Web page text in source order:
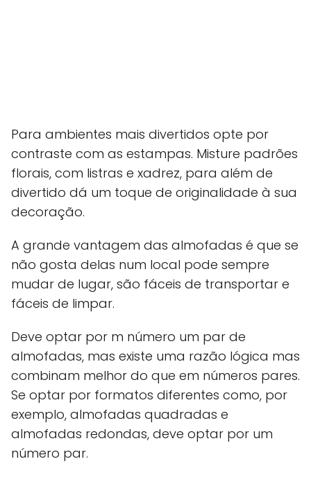
Para ambientes mais divertidos opte por
contraste com as estampas. Misture padrões
florais, com listras e xadrez, para além de
divertido dá um toque de originalidade à sua
decoração.
A grande vantagem das almofadas é que se
não gosta delas num local pode sempre
mudar de lugar, são fáceis de transportar e
fáceis de limpar.
Deve optar por m número um par de
almofadas, mas existe uma razão lógica mas
combinam melhor do que em números pares.
Se optar por formatos diferentes como, por
exemplo, almofadas quadradas e
almofadas redondas, deve optar por um
número par.